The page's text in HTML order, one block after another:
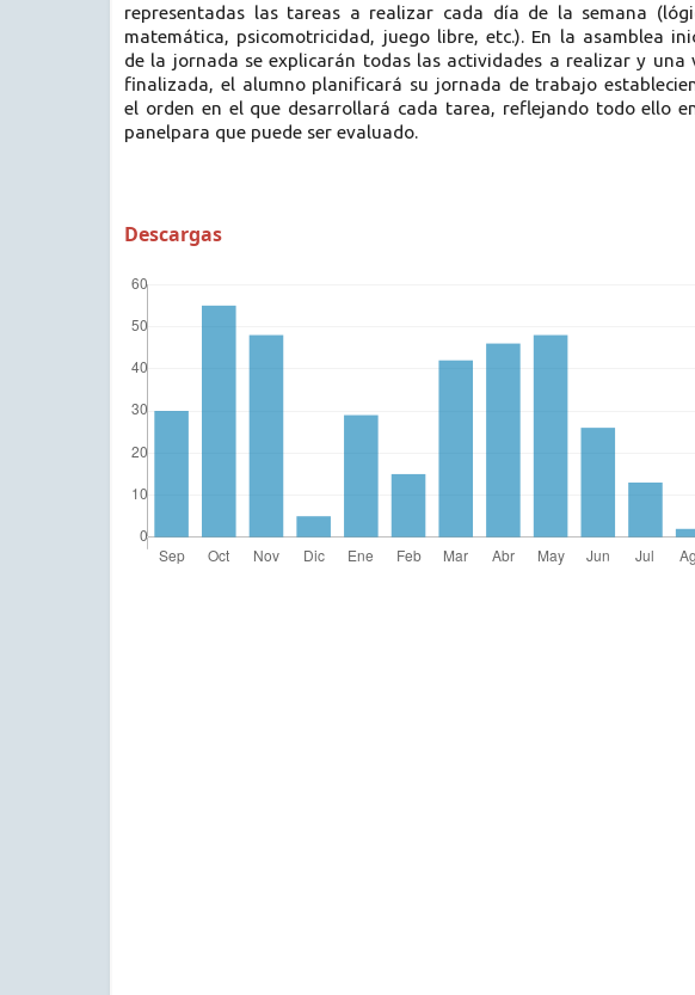
representadas las tareas a realizar cada día de la semana
matemática, psicomotricidad, juego libre, etc.). En la asamblea
de la jornada se explicarán todas las actividades a realizar y una
finalizada, el alumno planificará su jornada de trabajo
el orden en el que desarrollará cada tarea, reflejando todo ello
panelpara que puede ser evaluado.
Descargas